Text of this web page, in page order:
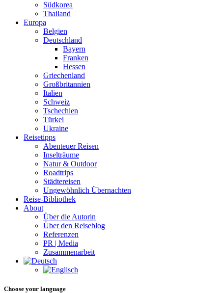
Südkorea
Thailand
Europa
Belgien
Deutschland
Bayern
Franken
Hessen
Griechenland
Großbritannien
Italien
Schweiz
Tschechien
Türkei
Ukraine
Reisetipps
Abenteuer Reisen
Inselträume
Natur & Outdoor
Roadtrips
Städtereisen
Ungewöhnlich Übernachten
Reise-Bibliothek
About
Über die Autorin
Über den Reiseblog
Referenzen
PR | Media
Zusammenarbeit
Choose your language